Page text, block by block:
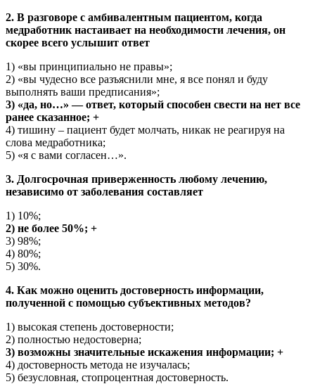
2. В разговоре с амбивалентным пациентом, когда
медработник настаивает на необходимости лечения, он
скорее всего услышит ответ
1) «вы принципиально не правы»;
2) «вы чудесно все разъяснили мне, я все понял и буду
выполнять ваши предписания»;
3) «да, но…» — ответ, который способен свести на нет все
ранее сказанное; +
4) тишину – пациент будет молчать, никак не реагируя на
слова медработника;
5) «я с вами согласен…».
3. Долгосрочная приверженность любому лечению,
независимо от заболевания составляет
1) 10%;
2) не более 50%; +
3) 98%;
4) 80%;
5) 30%.
4. Как можно оценить достоверность информации,
полученной с помощью субъективных методов?
1) высокая степень достоверности;
2) полностью недостоверна;
3) возможны значительные искажения информации; +
4) достоверность метода не изучалась;
5) безусловная, стопроцентная достоверность.